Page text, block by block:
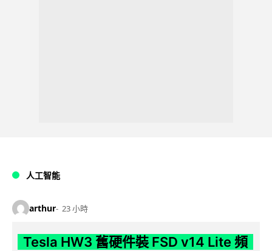
人工智能
arthur 23 小時
Tesla HW3 舊硬件裝 FSD v14 Lite 頻